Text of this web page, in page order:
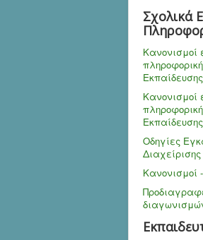
Σχολικά
Κανονισμοί
Εκπαίδευσης
Κανονισμοί
Εκπαίδευσης
Οδηγίες
Κανονισμοί